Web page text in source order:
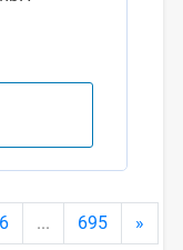
6 ... 695 »